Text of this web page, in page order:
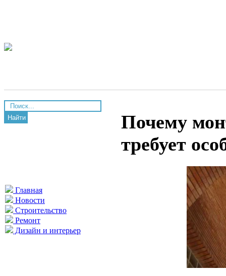
Найти
Главная
Новости
Строительство
Ремонт
Дизайн и интерьер
Почему
требует